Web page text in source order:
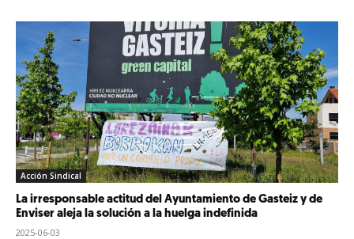
Acción Sindical
La irresponsable actitud del Ayuntamiento de Gasteiz y de
Enviser aleja la solución a la huelga indefinida
2025-06-03